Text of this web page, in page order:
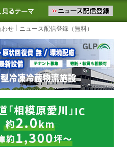
をお届けします。物流ニュー
入りに追加 よく見るテーマ
わせ ニュース配信登録（無料）